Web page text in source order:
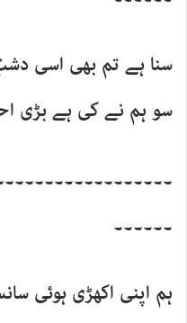
سنا ہے تم بھی اسی
سو ہم نے کی ہے بڑی
۔۔۔۔۔۔
ہم اپنی اکھڑی ہوئی